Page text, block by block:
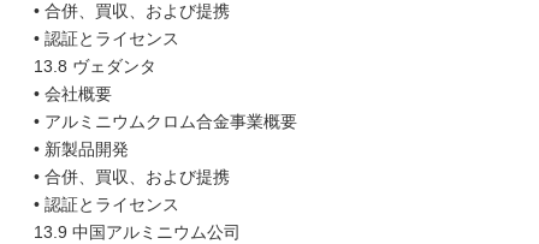
• 合併、買収、および提携
• 認証とライセンス
13.8 ヴェダンタ
• 会社概要
• アルミニウムクロム合金事業概要
• 新製品開発
• 合併、買収、および提携
• 認証とライセンス
13.9 中国アルミニウム公司